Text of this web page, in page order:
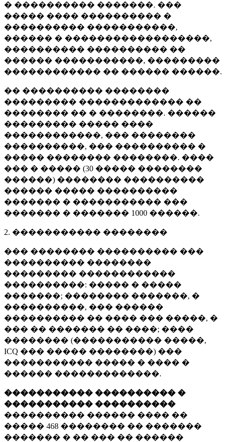
� ���������� �������. ���
����� ���� ���������� �
���������� �����������,
������ � ������������������,
���������� ���������� ��
������ �����������, ���������
������������ �� ������ ������.
�� ���������� ��������
��������� ������������� ��
�������� �� � ��������. ������
��������� ����� ����
������������, ��� ��������
����������, ��� ���������� �
����� �������� ��������. ����
��� � ����� (30 ����� ��������
������) �������� ����������
������ ����� ����������
������� � ����������� ���
������� � ������� 1000 ������.
2. ����������� ��������
��� �������� ���������� ���
���������� ��������
��������� ������������
����������: ����� � �����
�������; �������� �������, �
����������, ��� ������
���������� �� ���� ��� �����, �
��� �� ������� �� ����; ����
�������� (����������� �����,
ICQ ��� ����� ��������) ���
����������� ����� � ���� �
������ �������������.
����������� ���������� �
����������� ����������
���������� ������ ���� ��
����� 468 �������� �� �������
������� � �� ��� �� ������